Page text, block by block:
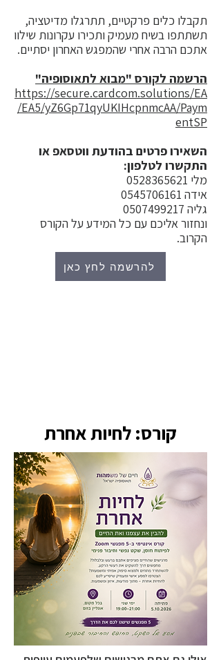
תקבלו כלים פרקטיים, תתרגלו מדיטציה,
תשתתפו בשיח מעמיק ותכירו עקרונות שילוו
אתכם הרבה אחרי שהמפגש האחרון יסתיים.
הרשמה לקורס "מבוא לתאוסופיה"
https://secure.cardcom.solutions/EA
/EA5/yZ6Gp71qyUKIHcpnmcAA/Paym
entSP
השאירו פרטים בהודעת ווטסאפ או
התקשרו לטלפון:
מלי 0528365621
אידה 0545706161
גליה 0507499217
ונחזור אליכם עם כל המידע על הקורס
הקרוב.
להרשמה לחץ כאן
קורס: לחיות אחרת